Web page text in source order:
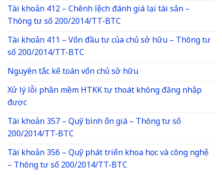
Tài khoản 412 – Chênh lệch đánh giá lại tài sản –
Thông tư số 200/2014/TT-BTC
Tài khoản 411 – Vốn đầu tư của chủ sở hữu – Thông tư
số 200/2014/TT-BTC
Nguyên tắc kế toán vốn chủ sở hữu
Xử lý lỗi phần mềm HTKK tự thoát không đăng nhập
được
Tài khoản 357 – Quỹ bình ổn giá – Thông tư số
200/2014/TT-BTC
Tài khoản 356 – Quỹ phát triển khoa học và công nghệ
– Thông tư số 200/2014/TT-BTC